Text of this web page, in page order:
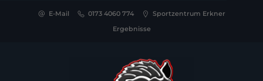
E-Mail 0173 4060 774
Sportzentrum Erkner
Ergebnisse